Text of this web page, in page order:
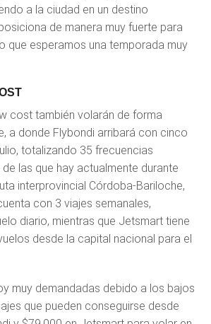
a la ciudad en un destino
de manera muy fuerte para
que esperamos una temporada muy
cost también volarán de forma
a donde Flybondi arribará con cinco
totalizando 35 frecuencias
las que hay actualmente durante
interprovincial Córdoba-Bariloche,
con 3 viajes semanales,
diario, mientras que Jetsmart tiene
desde la capital nacional para el
muy demandadas debido a los bajos
que pueden conseguirse desde